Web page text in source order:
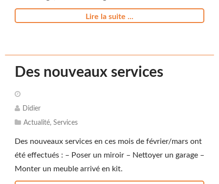
Lire la suite ...
Des nouveaux services
Didier
Actualité, Services
Des nouveaux services en ces mois de février/mars ont
été effectués : – Poser un miroir – Nettoyer un garage –
Monter un meuble arrivé en kit.